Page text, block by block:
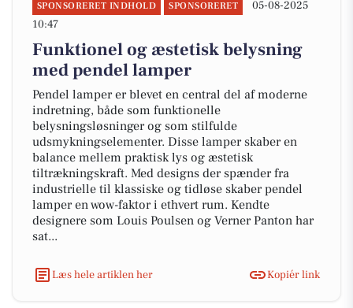
SPONSORERET INDHOLD SPONSORERET
05-08-2025
10:47
Funktionel og æstetisk belysning
med pendel lamper
Pendel lamper er blevet en central del af moderne
indretning, både som funktionelle
belysningsløsninger og som stilfulde
udsmykningselementer. Disse lamper skaber en
balance mellem praktisk lys og æstetisk
tiltrækningskraft. Med designs der spænder fra
industrielle til klassiske og tidløse skaber pendel
lamper en wow-faktor i ethvert rum. Kendte
designere som Louis Poulsen og Verner Panton har
sat...
Læs hele artiklen her Kopiér link